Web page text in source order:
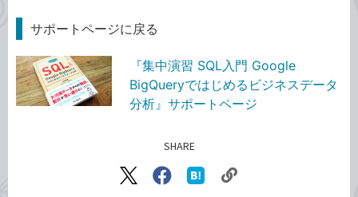
サポートページに戻る
『集中演習 SQL入門 Google
BigQueryではじめるビジネスデータ
分析』サポートページ
SHARE
X（旧
Facebook